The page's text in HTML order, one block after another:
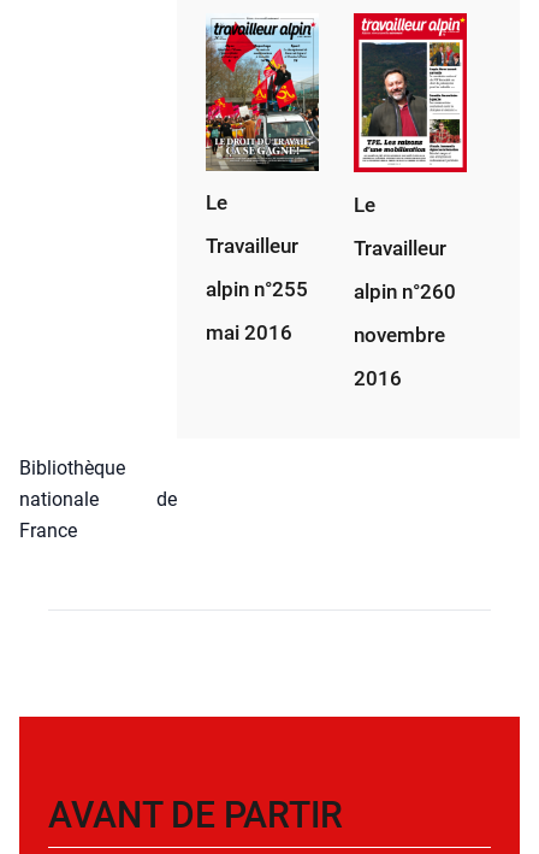
Biblio­thèque
natio­nale de
France
Le
Travailleur
alpin n°255
mai 2016
Le
Travailleur
alpin n°260
novembre
2016
AVANT DE PARTIR